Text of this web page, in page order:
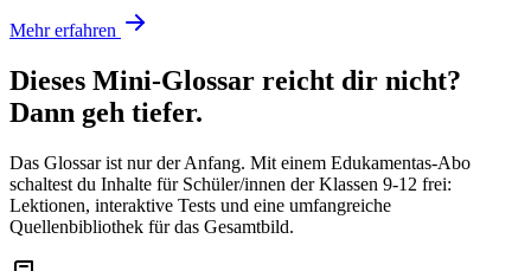
Mehr erfahren
Dieses Mini-Glossar reicht dir nicht?
Dann geh tiefer.
Das Glossar ist nur der Anfang. Mit einem Edukamentas-Abo
schaltest du Inhalte für Schüler/innen der Klassen 9-12 frei:
Lektionen, interaktive Tests und eine umfangreiche
Quellenbibliothek für das Gesamtbild.